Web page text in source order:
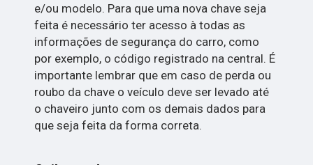
e/ou modelo. Para que uma nova chave seja
feita é necessário ter acesso à todas as
informações de segurança do carro, como
por exemplo, o código registrado na central. É
importante lembrar que em caso de perda ou
roubo da chave o veículo deve ser levado até
o chaveiro junto com os demais dados para
que seja feita da forma correta.